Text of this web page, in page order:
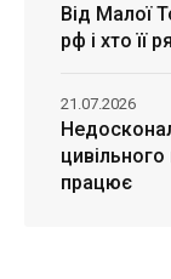
Від Малої
рф і хто її
цивільного
працює
21.07.2026